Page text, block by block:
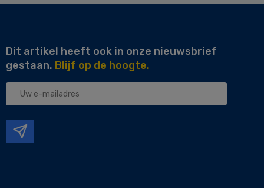
Dit artikel heeft ook in onze nieuwsbrief
gestaan. Blijf op de hoogte.
Uw